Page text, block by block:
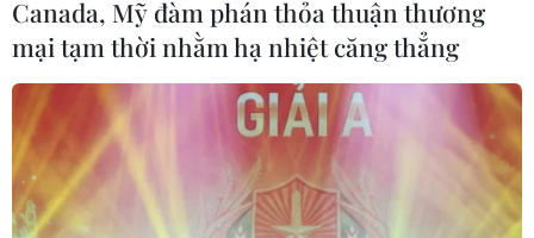
Ngày 14/12, tại Trạm biến áp 500kV Duyên Hải tại tỉnh
Trà Vinh, SPMB đã khởi công dự án lắp đặt ngăn lộ tại
Trạm biến áp 500kV Duyên Hải đấu nối Nhà máy điện
Duyên Hải mở rộng.
Canada, Mỹ đàm phán thỏa thuận thương
mại tạm thời nhằm hạ nhiệt căng thẳng